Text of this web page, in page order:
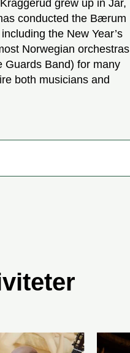
grew up in Jar,
conducted the Bærum
the New Year’s
Norwegian orchestras
Guards Band) for many
both musicians and